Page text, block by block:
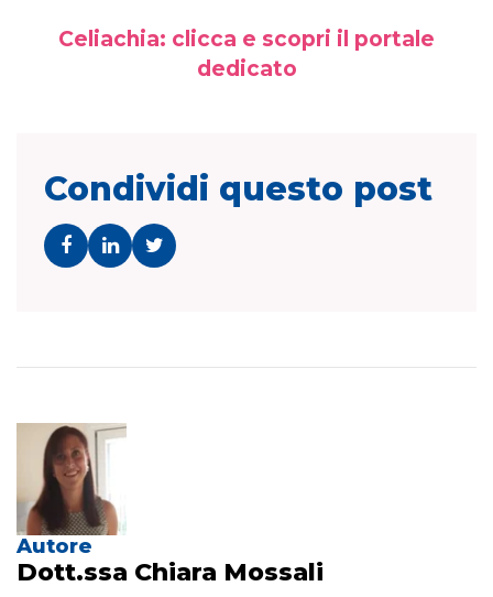
Celiachia: clicca e scopri il portale
dedicato
Condividi questo post
Autore
Dott.ssa Chiara Mossali